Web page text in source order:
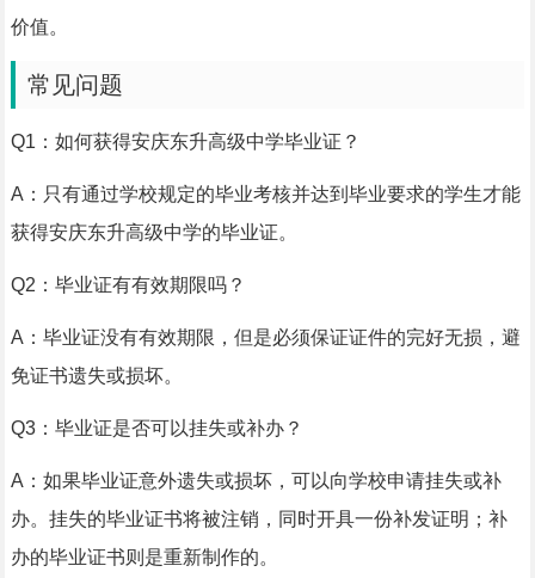
价值。
常见问题
Q1：如何获得安庆东升高级中学毕业证？
A：只有通过学校规定的毕业考核并达到毕业要求的学生才能
获得安庆东升高级中学的毕业证。
Q2：毕业证有有效期限吗？
A：毕业证没有有效期限，但是必须保证证件的完好无损，避
免证书遗失或损坏。
Q3：毕业证是否可以挂失或补办？
A：如果毕业证意外遗失或损坏，可以向学校申请挂失或补
办。挂失的毕业证书将被注销，同时开具一份补发证明；补
办的毕业证书则是重新制作的。